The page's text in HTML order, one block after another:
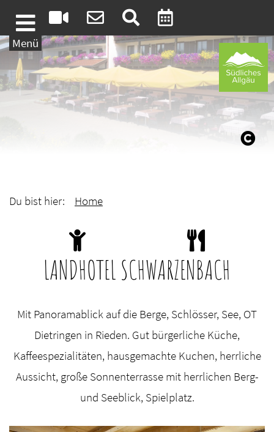
Weiter zum Inhalt
Menü
Du bist hier: Home
LANDHOTEL SCHWARZENBACH
Mit Panoramablick auf die Berge, Schlösser, See, OT
Dietringen in Rieden. Gut bürgerliche Küche,
Kaffeespezialitäten, hausgemachte Kuchen, herrliche
Aussicht, große Sonnenterrasse mit herrlichen Berg-
und Seeblick, Spielplatz.